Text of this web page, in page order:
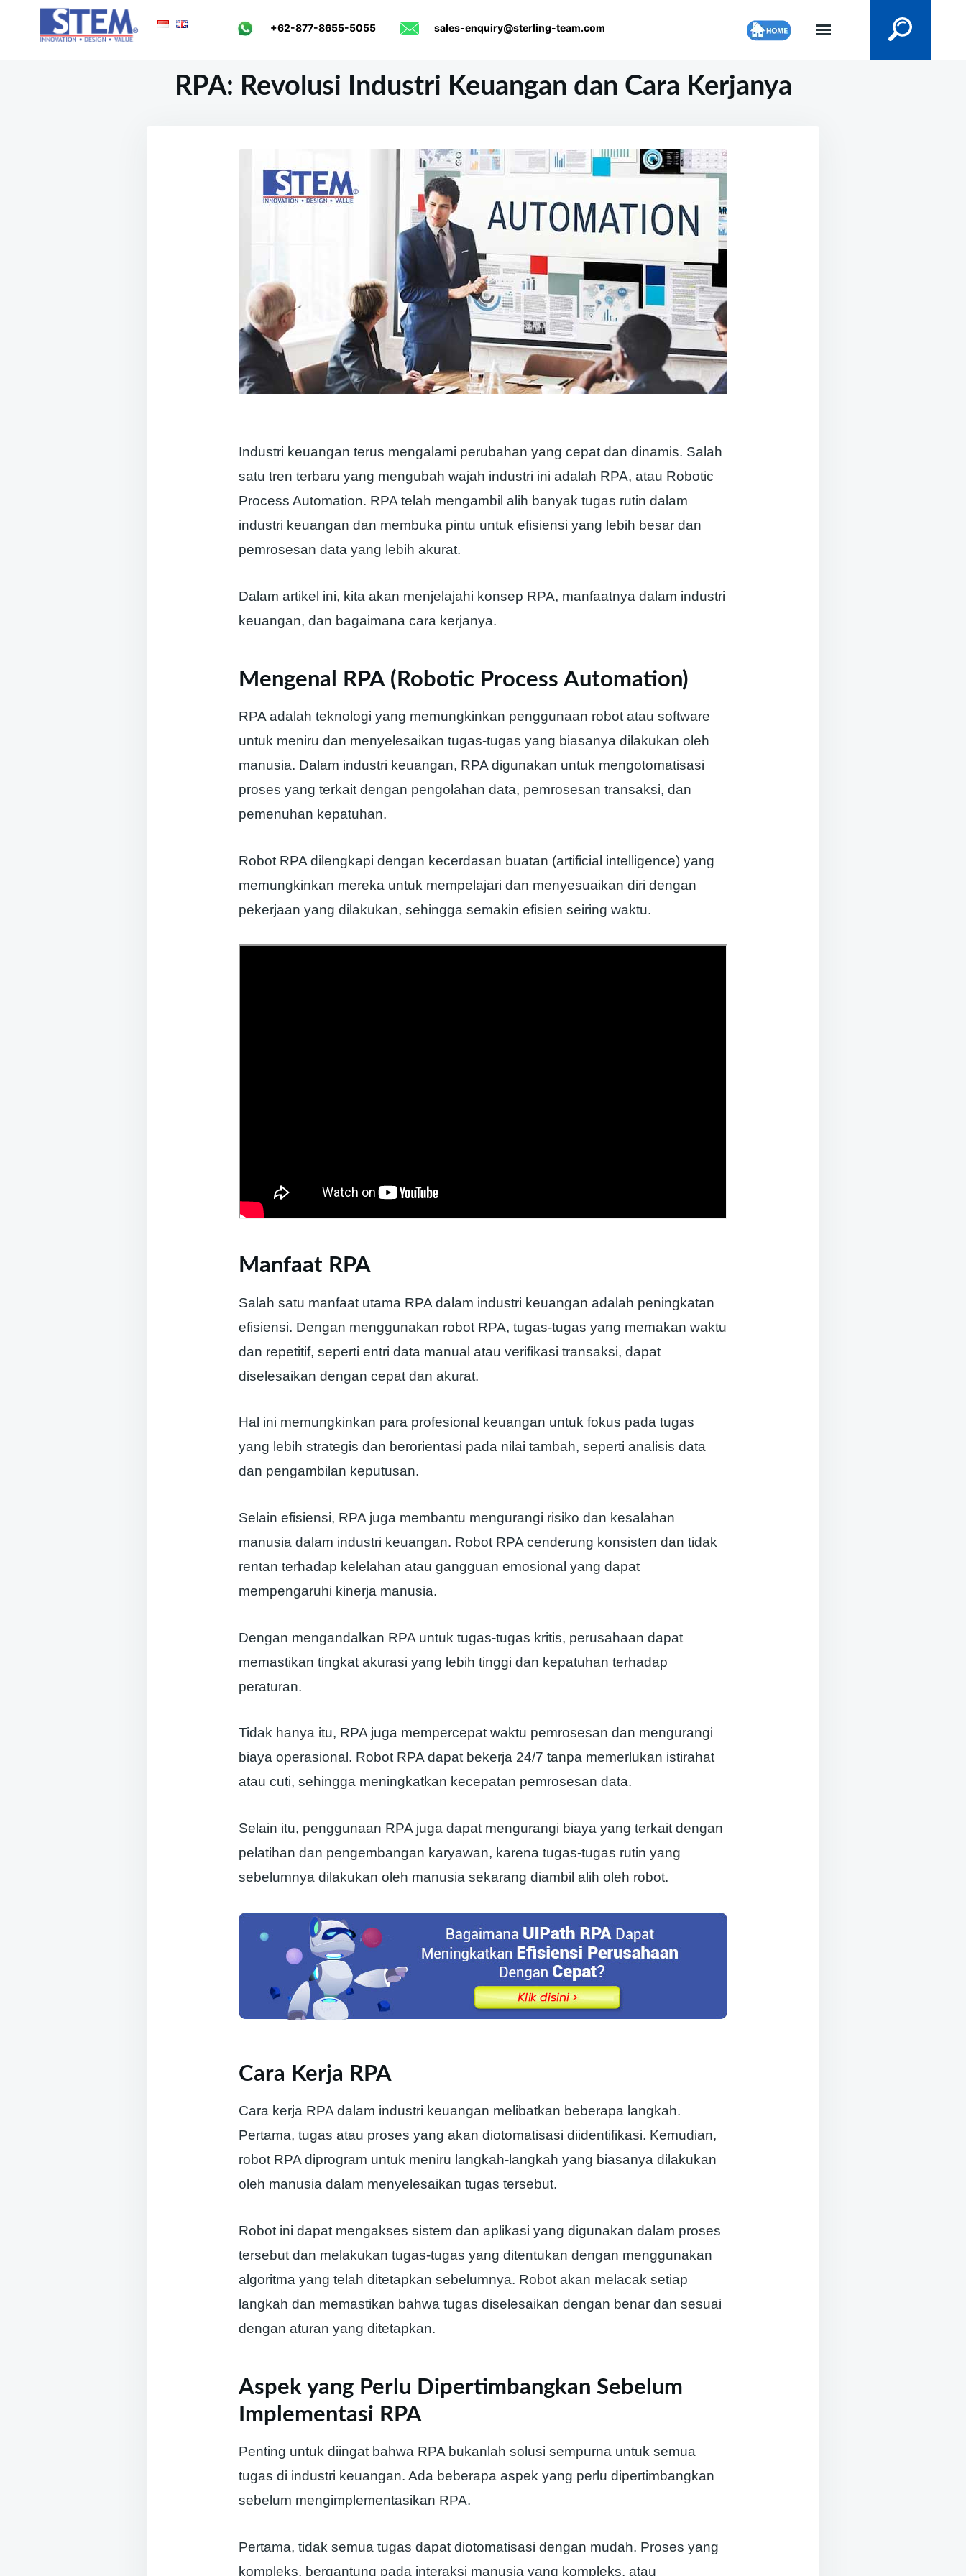
Search
for:
+62-877-8655-5055 sales-enquiry@sterling-team.com
RPA: Revolusi Industri Keuangan dan Cara Kerjanya
Industri keuangan terus mengalami perubahan yang cepat dan dinamis. Salah
satu tren terbaru yang mengubah wajah industri ini adalah RPA, atau Robotic
Process Automation. RPA telah mengambil alih banyak tugas rutin dalam
industri keuangan dan membuka pintu untuk efisiensi yang lebih besar dan
pemrosesan data yang lebih akurat.
Dalam artikel ini, kita akan menjelajahi konsep RPA, manfaatnya dalam industri
keuangan, dan bagaimana cara kerjanya.
Mengenal RPA (Robotic Process Automation)
RPA adalah teknologi yang memungkinkan penggunaan robot atau software
untuk meniru dan menyelesaikan tugas-tugas yang biasanya dilakukan oleh
manusia. Dalam industri keuangan, RPA digunakan untuk mengotomatisasi
proses yang terkait dengan pengolahan data, pemrosesan transaksi, dan
pemenuhan kepatuhan.
Robot RPA dilengkapi dengan kecerdasan buatan (artificial intelligence) yang
memungkinkan mereka untuk mempelajari dan menyesuaikan diri dengan
pekerjaan yang dilakukan, sehingga semakin efisien seiring waktu.
Manfaat RPA
Salah satu manfaat utama RPA dalam industri keuangan adalah peningkatan
efisiensi. Dengan menggunakan robot RPA, tugas-tugas yang memakan waktu
dan repetitif, seperti entri data manual atau verifikasi transaksi, dapat
diselesaikan dengan cepat dan akurat.
Hal ini memungkinkan para profesional keuangan untuk fokus pada tugas
yang lebih strategis dan berorientasi pada nilai tambah, seperti analisis data
dan pengambilan keputusan.
Selain efisiensi, RPA juga membantu mengurangi risiko dan kesalahan
manusia dalam industri keuangan. Robot RPA cenderung konsisten dan tidak
rentan terhadap kelelahan atau gangguan emosional yang dapat
mempengaruhi kinerja manusia.
Dengan mengandalkan RPA untuk tugas-tugas kritis, perusahaan dapat
memastikan tingkat akurasi yang lebih tinggi dan kepatuhan terhadap
peraturan.
Tidak hanya itu, RPA juga mempercepat waktu pemrosesan dan mengurangi
biaya operasional. Robot RPA dapat bekerja 24/7 tanpa memerlukan istirahat
atau cuti, sehingga meningkatkan kecepatan pemrosesan data.
Selain itu, penggunaan RPA juga dapat mengurangi biaya yang terkait dengan
pelatihan dan pengembangan karyawan, karena tugas-tugas rutin yang
sebelumnya dilakukan oleh manusia sekarang diambil alih oleh robot.
Cara Kerja RPA
Cara kerja RPA dalam industri keuangan melibatkan beberapa langkah.
Pertama, tugas atau proses yang akan diotomatisasi diidentifikasi. Kemudian,
robot RPA diprogram untuk meniru langkah-langkah yang biasanya dilakukan
oleh manusia dalam menyelesaikan tugas tersebut.
Robot ini dapat mengakses sistem dan aplikasi yang digunakan dalam proses
tersebut dan melakukan tugas-tugas yang ditentukan dengan menggunakan
algoritma yang telah ditetapkan sebelumnya. Robot akan melacak setiap
langkah dan memastikan bahwa tugas diselesaikan dengan benar dan sesuai
dengan aturan yang ditetapkan.
Aspek yang Perlu Dipertimbangkan Sebelum
Implementasi RPA
Penting untuk diingat bahwa RPA bukanlah solusi sempurna untuk semua
tugas di industri keuangan. Ada beberapa aspek yang perlu dipertimbangkan
sebelum mengimplementasikan RPA.
Pertama, tidak semua tugas dapat diotomatisasi dengan mudah. Proses yang
kompleks, bergantung pada interaksi manusia yang kompleks, atau